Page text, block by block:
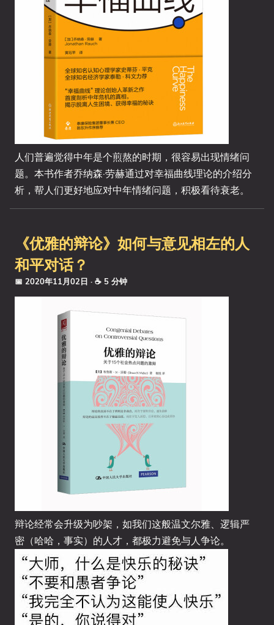
人们普遍觉得中年是个煎熬的时期，很容易出现情绪问
题。本书作者乔纳森·劳赫通过对幸福曲线理论的介绍分
析，帮人们更好地应对中年情绪问题，积极看待衰老。
《优雅的辩论》如何与意见相左的人
和平对话？
📅 2020年11月02日 · ☕ 5 分钟
辩论经常会升级为吵架，如我们这般温文尔雅、逻辑严
密（哈哈，事实）的人才，都极力避免与人争论。